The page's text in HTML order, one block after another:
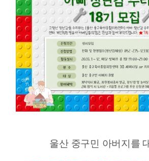
울산 중구민 아버지를